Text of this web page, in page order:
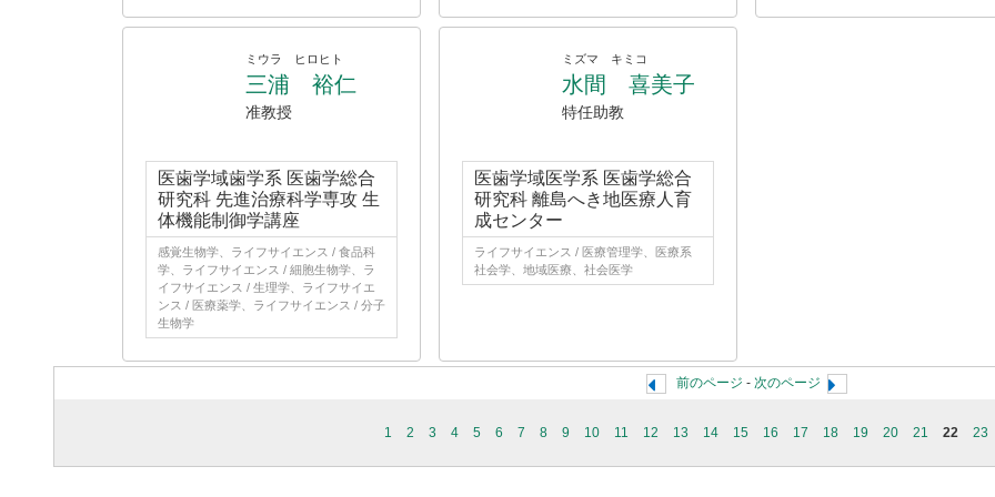
ミウラ ヒロヒト
三浦 裕仁
准教授
医歯学域歯学系 医歯学総合
研究科 先進治療科学専攻 生
体機能制御学講座
感覚生物学、ライフサイエンス / 食品科
学、ライフサイエンス / 細胞生物学、ラ
イフサイエンス / 生理学、ライフサイエ
ンス / 医療薬学、ライフサイエンス / 分子
生物学
ミズマ キミコ
水間 喜美子
特任助教
医歯学域医学系 医歯学総合
研究科 離島へき地医療人育
成センター
ライフサイエンス / 医療管理学、医療系
社会学、地域医療、社会医学
前のページ - 次のページ
1 2 3 4 5 6 7 8 9 10 11 12 13 14 15 16 17 18 19 20 21 22 23